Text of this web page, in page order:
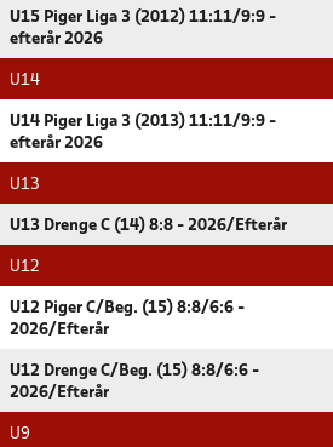
U15 Piger Liga 3 (2012) 11:11/9:9 -
efterår 2026
U14
U14 Piger Liga 3 (2013) 11:11/9:9 -
efterår 2026
U13
U13 Drenge C (14) 8:8 - 2026/Efterår
U12
U12 Piger C/Beg. (15) 8:8/6:6 -
2026/Efterår
U12 Drenge C/Beg. (15) 8:8/6:6 -
2026/Efterår
U9